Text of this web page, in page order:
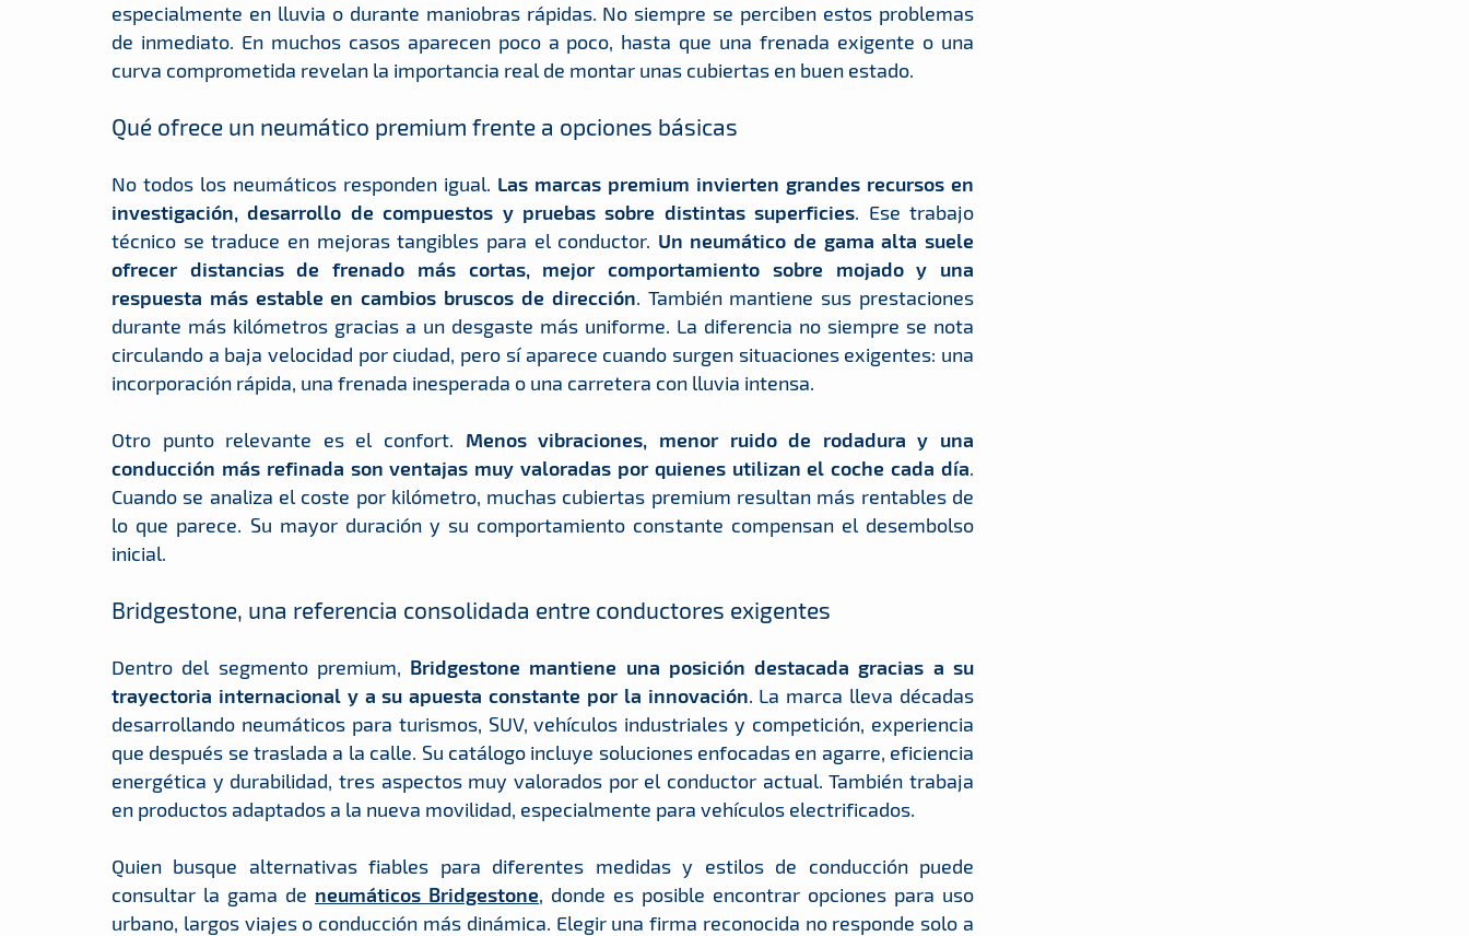
especialmente en lluvia o durante maniobras rápidas. No siempre se perciben estos problemas
de inmediato. En muchos casos aparecen poco a poco, hasta que una frenada exigente o una
curva comprometida revelan la importancia real de montar unas cubiertas en buen estado.
Qué ofrece un neumático premium frente a opciones básicas
No todos los neumáticos responden igual. Las marcas premium invierten grandes recursos en
investigación, desarrollo de compuestos y pruebas sobre distintas superficies. Ese trabajo
técnico se traduce en mejoras tangibles para el conductor. Un neumático de gama alta suele
ofrecer distancias de frenado más cortas, mejor comportamiento sobre mojado y una
respuesta más estable en cambios bruscos de dirección. También mantiene sus prestaciones
durante más kilómetros gracias a un desgaste más uniforme. La diferencia no siempre se nota
circulando a baja velocidad por ciudad, pero sí aparece cuando surgen situaciones exigentes: una
incorporación rápida, una frenada inesperada o una carretera con lluvia intensa.
Otro punto relevante es el confort. Menos vibraciones, menor ruido de rodadura y una
conducción más refinada son ventajas muy valoradas por quienes utilizan el coche cada día.
Cuando se analiza el coste por kilómetro, muchas cubiertas premium resultan más rentables de
lo que parece. Su mayor duración y su comportamiento constante compensan el desembolso
inicial.
Bridgestone, una referencia consolidada entre conductores exigentes
Dentro del segmento premium, Bridgestone mantiene una posición destacada gracias a su
trayectoria internacional y a su apuesta constante por la innovación. La marca lleva décadas
desarrollando neumáticos para turismos, SUV, vehículos industriales y competición, experiencia
que después se traslada a la calle. Su catálogo incluye soluciones enfocadas en agarre, eficiencia
energética y durabilidad, tres aspectos muy valorados por el conductor actual. También trabaja
en productos adaptados a la nueva movilidad, especialmente para vehículos electrificados.
Quien busque alternativas fiables para diferentes medidas y estilos de conducción puede
consultar la gama de neumáticos Bridgestone, donde es posible encontrar opciones para uso
urbano, largos viajes o conducción más dinámica. Elegir una firma reconocida no responde solo a